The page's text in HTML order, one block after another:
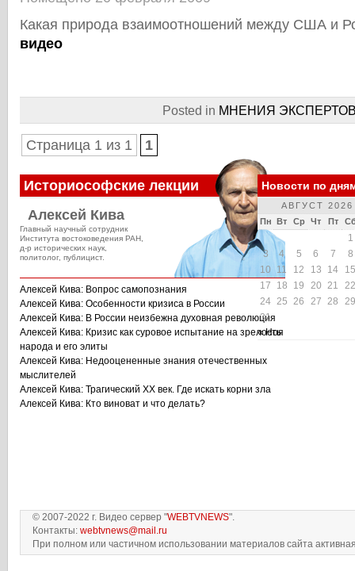
Какая природа взаимоотношений между США и
видео
Posted in МНЕНИЯ
Страница 1 из 1 1
Историософские лекции
Алексей Кива
Главный научный сотрудник
Института востоковедения РАН,
д-р исторических наук,
политолог, публицист.
Алексей Кива: Вопрос самопознания
Алексей Кива: Особенности кризиса в России
Алексей Кива: В России неизбежна духовная революция
Алексей Кива: Кризис как суровое испытание на зрелость
народа и его элиты
Алексей Кива: Недооцененные знания отечественных
мыслителей
Алексей Кива: Трагический XX век. Где искать корни зла
Алексей Кива: Кто виноват и что делать?
Новости по
АВГУСТ 2026
Пн Вт Ср Чт Пт
1
3
4 5 6 7
8
10
11 12 13 14
15
17
18 19 20 21
22
24 25 26 27 28
29
31
« Ноя
© 2007-2022 г. Видео сервер "WEBTVNEWS".
Контакты: webtvnews@mail.ru
При полном или частичном использовании материалов сайта